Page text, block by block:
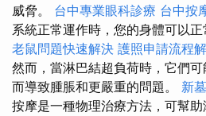
威脅。 台中專業眼科診療 台中按
系統正常運作時，您的身體可以正
老鼠問題快速解決 護照申請流程
然而，當淋巴結超負荷時，它們
而導致腫脹和更嚴重的問題。 新
按摩是一種物理治療方法，可幫助